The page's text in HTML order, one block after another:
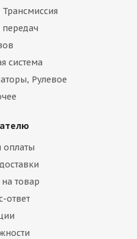
система
Рулевое
оплаты
на товар
ответ